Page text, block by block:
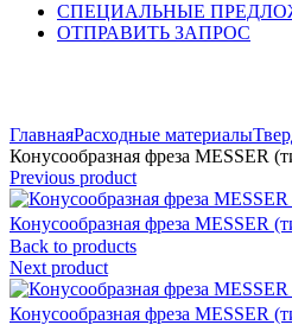
СПЕЦИАЛЬНЫЕ
ОТПРАВИТЬ ЗАПРОС
ГлавнаяРасходные материалы
Конусообразная фреза MESSER
Previous product
Конусообразная фреза MESSER
Back to products
Next product
Конусообразная фреза MESSER